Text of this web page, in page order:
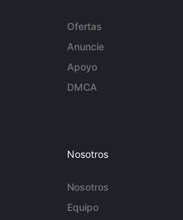
Ofertas
Anuncie
Apoyo
DMCA
Nosotros
Nosotros
Equipo